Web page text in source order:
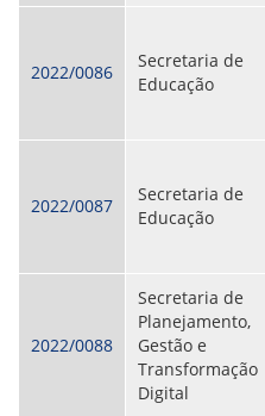
2022/0086
Secretaria de
Educação
2022/0087
Secretaria de
Educação
2022/0088
Secretaria de
Planejamento,
Gestão e
Transformação
Digital